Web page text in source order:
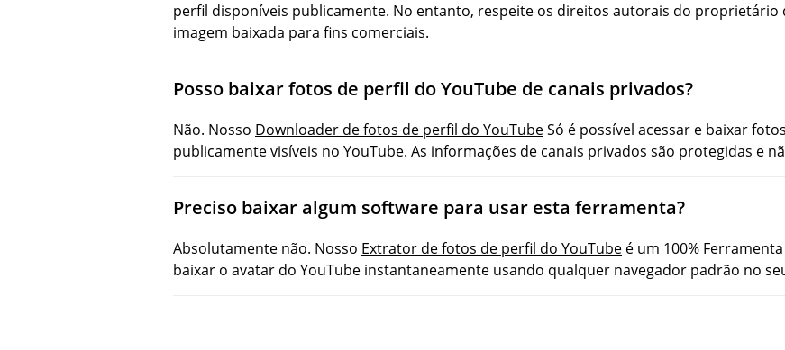
perfil disponíveis publicamente. No entanto, respeite os direitos autorais do proprietário
imagem baixada para fins comerciais.
Posso baixar fotos de perfil do YouTube de canais privados?
Não. Nosso Downloader de fotos de perfil do YouTubeSó é possível acessar e baixar
publicamente visíveis no YouTube. As informações de canais privados são protegidas e
Preciso baixar algum software para usar esta ferramenta?
Absolutamente não. Nosso Extrator de fotos de perfil do YouTube é um 100%
baixar o avatar do YouTube instantaneamente usando qualquer navegador padrão no